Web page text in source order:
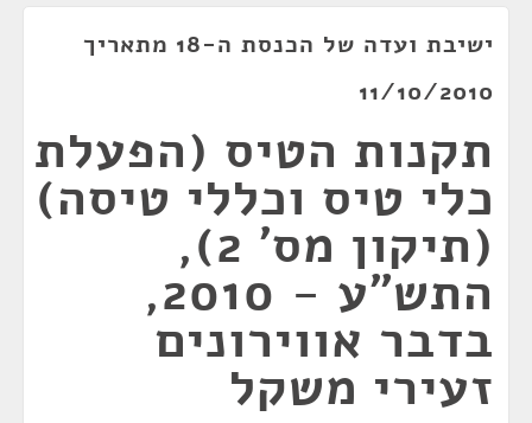
ישיבת ועדה של הכנסת ה-18 מתאריך
11/10/2010
תקנות הטיס (הפעלת
כלי טיס וכללי טיסה)
(תיקון מס' 2),
התש"ע - 2010,
בדבר אווירונים
זעירי משקל